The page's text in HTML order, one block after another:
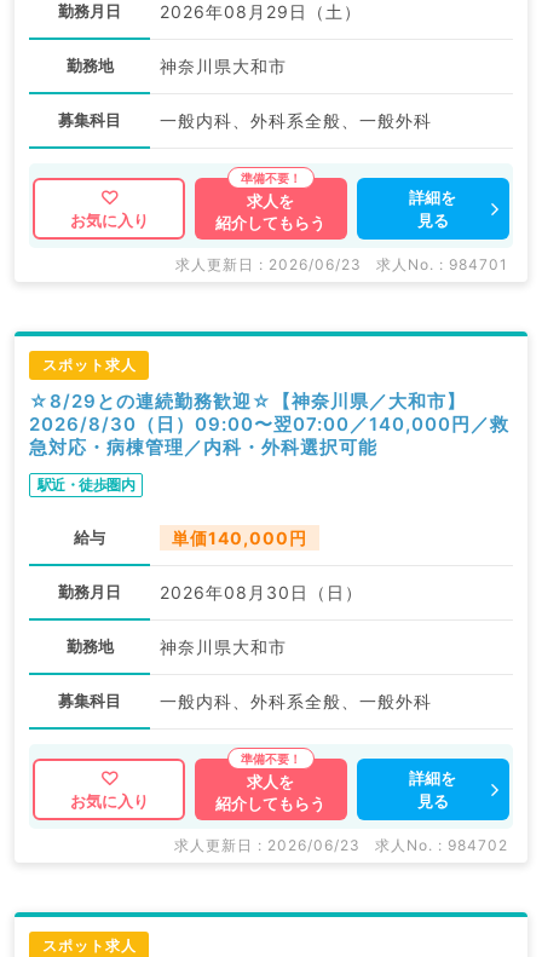
勤務月日 2026年08月29日（土）
勤務地 神奈川県大和市
募集科目 一般内科、外科系全般、一般外科
お気に入り
求人を
紹介してもらう
詳細を
見る
求人更新日 : 2026/06/23 求人No. : 984701
スポット求人
☆8/29との連続勤務歓迎☆【神奈川県／大和市】
2026/8/30（日）09:00〜翌07:00／140,000円／救
急対応・病棟管理／内科・外科選択可能
駅近・徒歩圏内
給与 単価140,000円
勤務月日 2026年08月30日（日）
勤務地 神奈川県大和市
募集科目 一般内科、外科系全般、一般外科
お気に入り
求人を
紹介してもらう
詳細を
見る
求人更新日 : 2026/06/23 求人No. : 984702
スポット求人